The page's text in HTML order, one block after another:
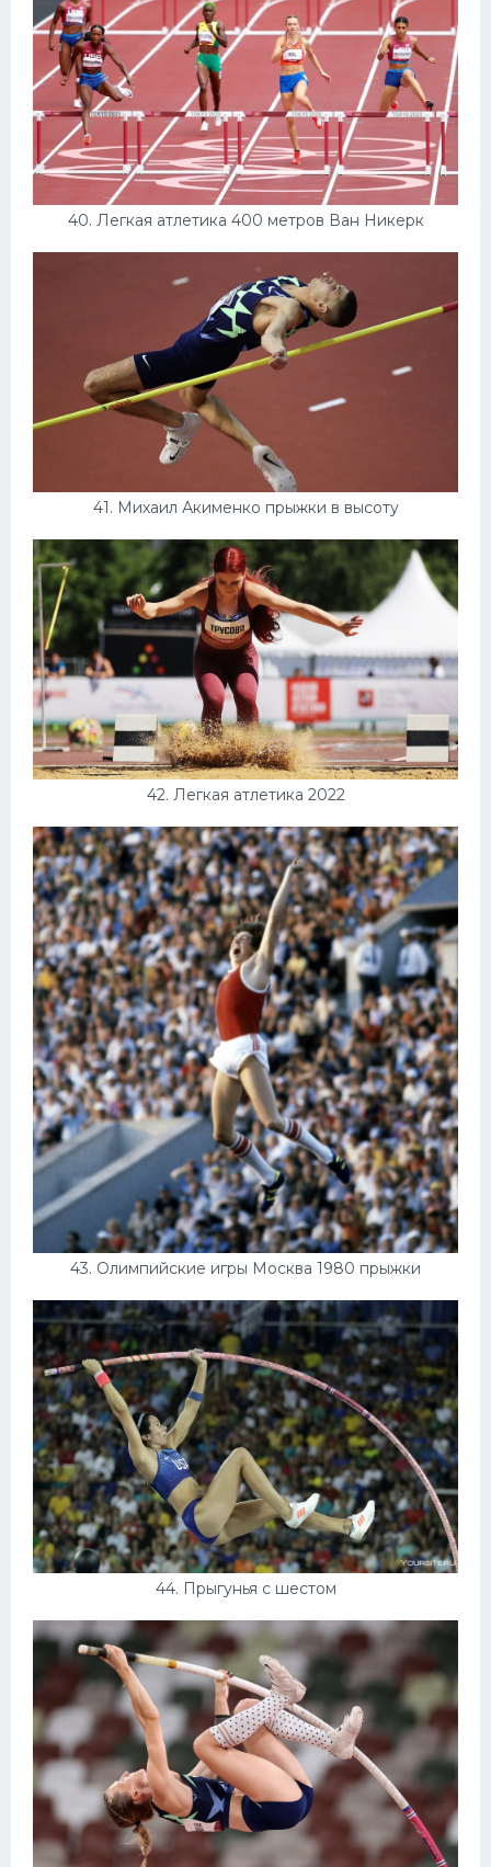
40. Легкая атлетика 400 метров Ван Никерк
41. Михаил Акименко прыжки в высоту
42. Легкая атлетика 2022
43. Олимпийские игры Москва 1980 прыжки
44. Прыгунья с шестом